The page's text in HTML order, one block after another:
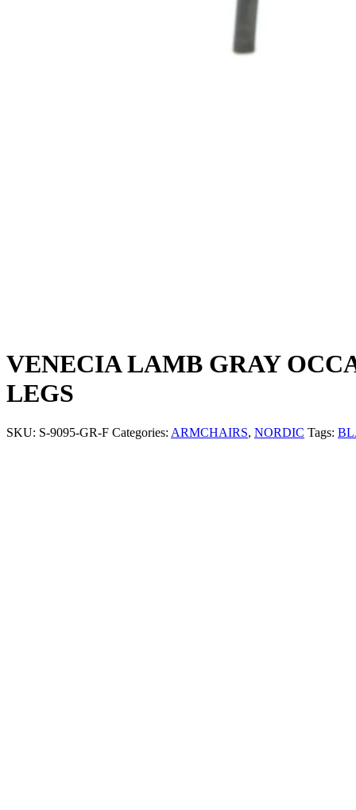
VENECIA LAMB GRAY
LEGS
SKU: S-9095-GR-F Categories: ARMCHAIRS, NORDIC Tags: